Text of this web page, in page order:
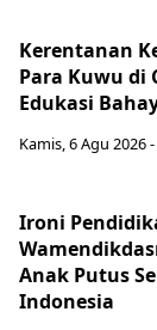
Kerentanan
Para Kuwu di
Edukasi
Kamis, 6 Agu 2026
Ironi
Anak Putus
Indonesia